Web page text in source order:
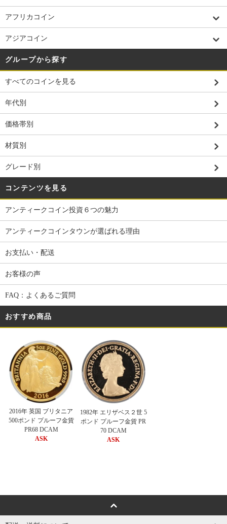
アフリカコイン
アジアコイン
グループから探す
すべてのコインを見る
年代別
価格帯別
材質別
グレード別
コンテンツを見る
アンティークコイン投資６つの魅力
アンティークコインタウンが選ばれる理由
お支払い・配送
お客様の声
FAQ：よくあるご質問
おすすめ商品
2016年 英国 ブリタニア
500ポンド プルーフ金貨
PR68 DCAM
ASK
1982年 エリザベス２世 5
ポンド プルーフ金貨 PR
70 DCAM
ASK